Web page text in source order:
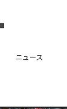
ニュース